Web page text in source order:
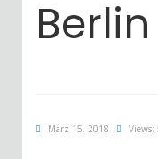
Berlin
März 15, 2018 Views: